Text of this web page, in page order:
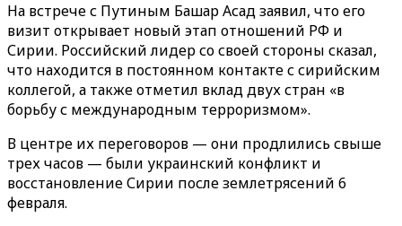
На встрече с Путиным Башар Асад заявил, что его
визит открывает новый этап отношений РФ и
Сирии. Российский лидер со своей стороны сказал,
что находится в постоянном контакте с сирийским
коллегой, а также отметил вклад двух стран «в
борьбу с международным терроризмом».
В центре их переговоров — они продлились свыше
трех часов — были украинский конфликт и
восстановление Сирии после землетрясений 6
февраля.